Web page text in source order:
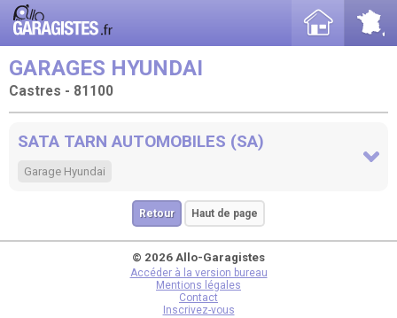
GARAGES HYUNDAI
Castres - 81100
SATA TARN AUTOMOBILES (SA)
Garage Hyundai
Retour Haut de page
© 2026 Allo-Garagistes
Accéder à la version bureau
Mentions légales
Contact
Inscrivez-vous